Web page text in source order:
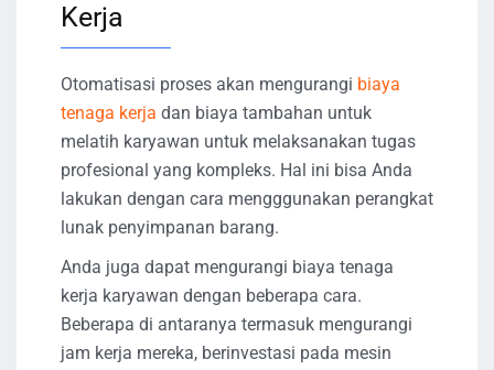
Kerja
Otomatisasi proses akan mengurangi biaya
tenaga kerja dan biaya tambahan untuk
melatih karyawan untuk melaksanakan tugas
profesional yang kompleks. Hal ini bisa Anda
lakukan dengan cara mengggunakan perangkat
lunak penyimpanan barang.
Anda juga dapat mengurangi biaya tenaga
kerja karyawan dengan beberapa cara.
Beberapa di antaranya termasuk mengurangi
jam kerja mereka, berinvestasi pada mesin